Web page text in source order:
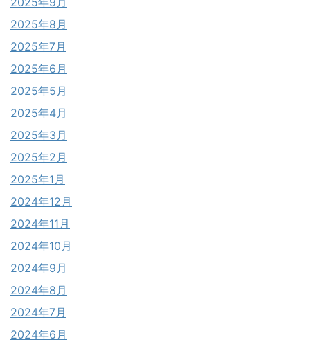
2025年8月
2025年7月
2025年6月
2025年5月
2025年4月
2025年3月
2025年2月
2025年1月
2024年12月
2024年11月
2024年10月
2024年9月
2024年8月
2024年7月
2024年6月